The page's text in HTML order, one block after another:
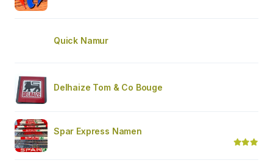
Quick Namur
Delhaize Tom & Co Bouge
Spar Express Namen